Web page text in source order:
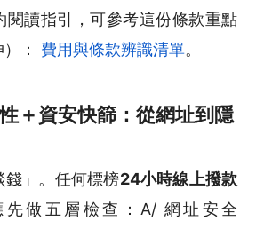
閱讀指引，可參考這份條款重點
：
費用與條款辨識清單。
＋資安快篩：從網址到隱
錢」。任何標榜24小時線上撥款
先做五層檢查：A/ 網址安全